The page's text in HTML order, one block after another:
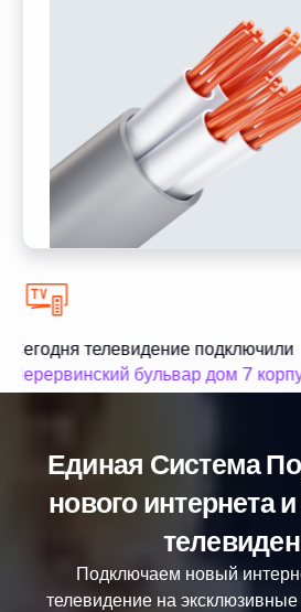
Сегодня телевидение подключили
Перервинский бульвар дом 7
Единая Система
нового интернета
Подключаем новый
телевидение на